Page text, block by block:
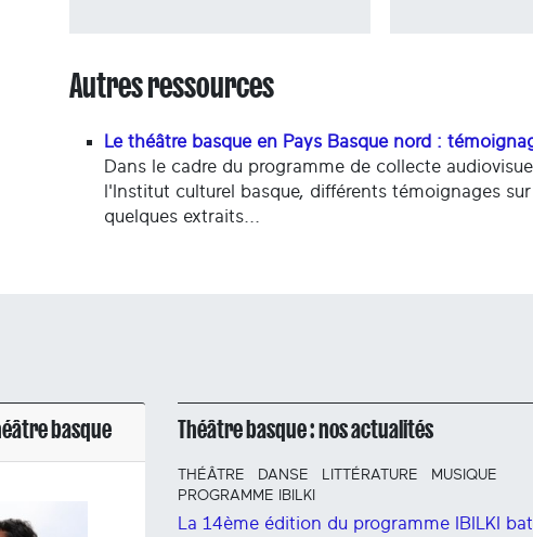
Autres ressources
Le théâtre basque en Pays Basque nord :
Dans le cadre du programme de collecte
l'Institut culturel basque, différents témoignages
quelques extraits...
basque Théâtre basque : nos actualités
THÉÂTRE DANSE LITTÉRATURE
MUSIQUE
PROGRAMME IBILKI
La 14ème édition du programme IBILKI